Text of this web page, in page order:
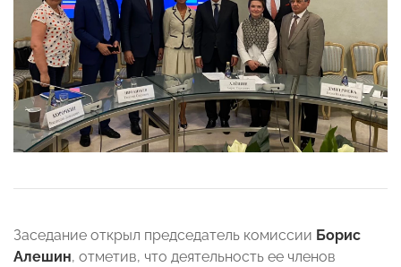
Заседание открыл председатель комиссии Борис
Алешин, отметив, что деятельность ее членов